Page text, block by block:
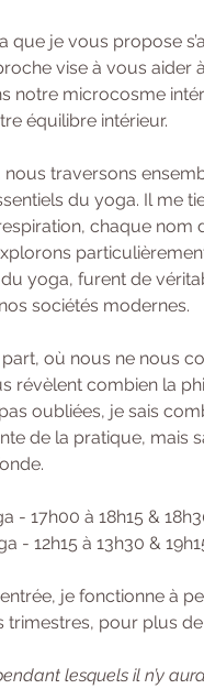
que je vous propose
vise à vous
notre microcosme
équilibre intérieur.
nous traversons
du yoga. Il me
chaque nom
yoga, furent de
sociétés modernes.
part, où nous ne nous
révèlent combien la
oubliées, je sais
de la pratique, mais
- 17h00 à 18h15 &
- 12h15 à 13h30 &
je fonctionne à
trimestres, pour plus
lesquels il n’y